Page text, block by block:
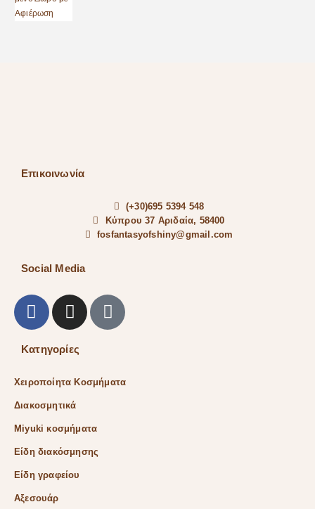
Επικοινωνία
(+30)695 5394 548
Κύπρου 37 Αριδαία, 58400
fosfantasyofshiny@gmail.com
Social Media
Κατηγορίες
Χειροποίητα Κοσμήματα
Διακοσμητικά
Miyuki κοσμήματα
Είδη διακόσμησης
Είδη γραφείου
Αξεσουάρ